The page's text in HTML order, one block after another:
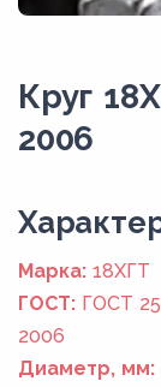
Круг
2006
Марка: 18ХГТ
ГОСТ: ГОСТ
2006
Диаметр, мм: